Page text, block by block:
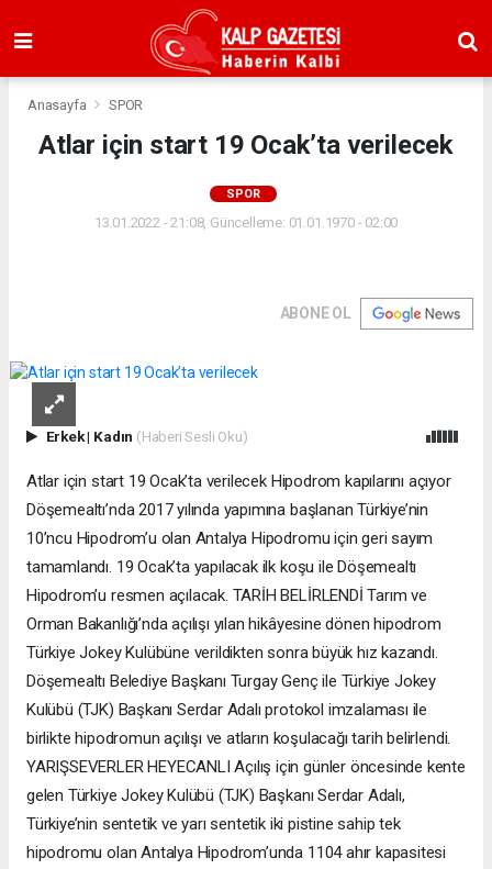
Anasayfa SPOR
Atlar için start 19 Ocak’ta verilecek
SPOR
13.01.2022 - 21:08, Güncelleme: 01.01.1970 - 02:00
ABONE OL
Erkek| Kadın (Haberi Sesli Oku)
Atlar için start 19 Ocak’ta verilecek Hipodrom kapılarını açıyor
Döşemealtı’nda 2017 yılında yapımına başlanan Türkiye’nin
10’ncu Hipodrom’u olan Antalya Hipodromu için geri sayım
tamamlandı. 19 Ocak’ta yapılacak ilk koşu ile Döşemealtı
Hipodrom’u resmen açılacak. TARİH BELİRLENDİ Tarım ve
Orman Bakanlığı’nda açılışı yılan hikâyesine dönen hipodrom
Türkiye Jokey Kulübüne verildikten sonra büyük hız kazandı.
Döşemealtı Belediye Başkanı Turgay Genç ile Türkiye Jokey
Kulübü (TJK) Başkanı Serdar Adalı protokol imzalaması ile
birlikte hipodromun açılışı ve atların koşulacağı tarih belirlendi.
YARIŞSEVERLER HEYECANLI Açılış için günler öncesinde kente
gelen Türkiye Jokey Kulübü (TJK) Başkanı Serdar Adalı,
Türkiye’nin sentetik ve yarı sentetik iki pistine sahip tek
hipodromu olan Antalya Hipodrom’unda 1104 ahır kapasitesi